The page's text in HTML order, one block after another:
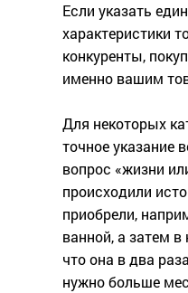
Если указать
характеристики
конкуренты,
именно вашим
Для некоторых
точное указание
вопрос «жизни
происходили
приобрели,
ванной, а затем
что она в два
нужно больше